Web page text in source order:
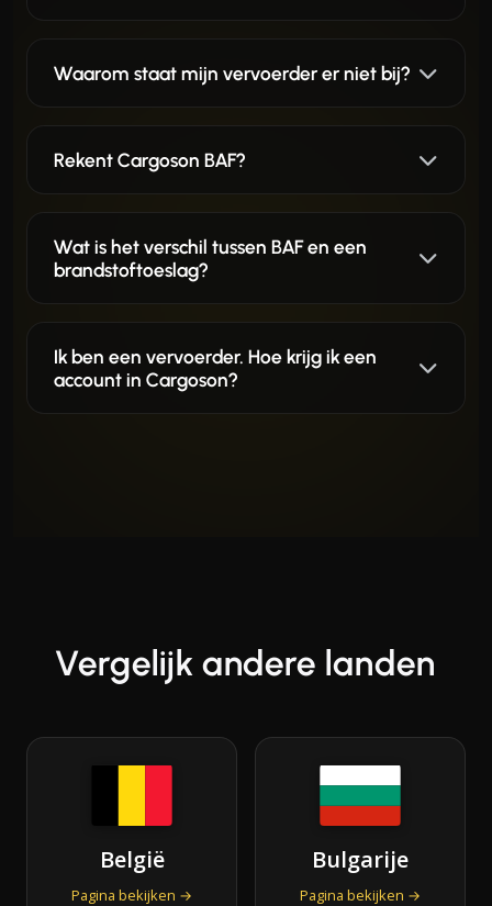
Waarom staat mijn vervoerder er niet bij?
Rekent Cargoson BAF?
Wat is het verschil tussen BAF en een
brandstoftoeslag?
Ik ben een vervoerder. Hoe krijg ik een
account in Cargoson?
Vergelijk andere landen
België
Pagina bekijken →
Bulgarije
Pagina bekijken →